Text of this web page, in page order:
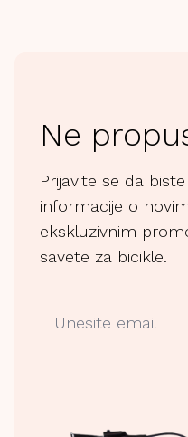
Ne
Prijavite se da
informacije o
ekskluzivnim
savete za bicikle.